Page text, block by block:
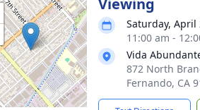
Viewing
Saturday, April
11:00 am -
Vida
872 North
Fernando, CA